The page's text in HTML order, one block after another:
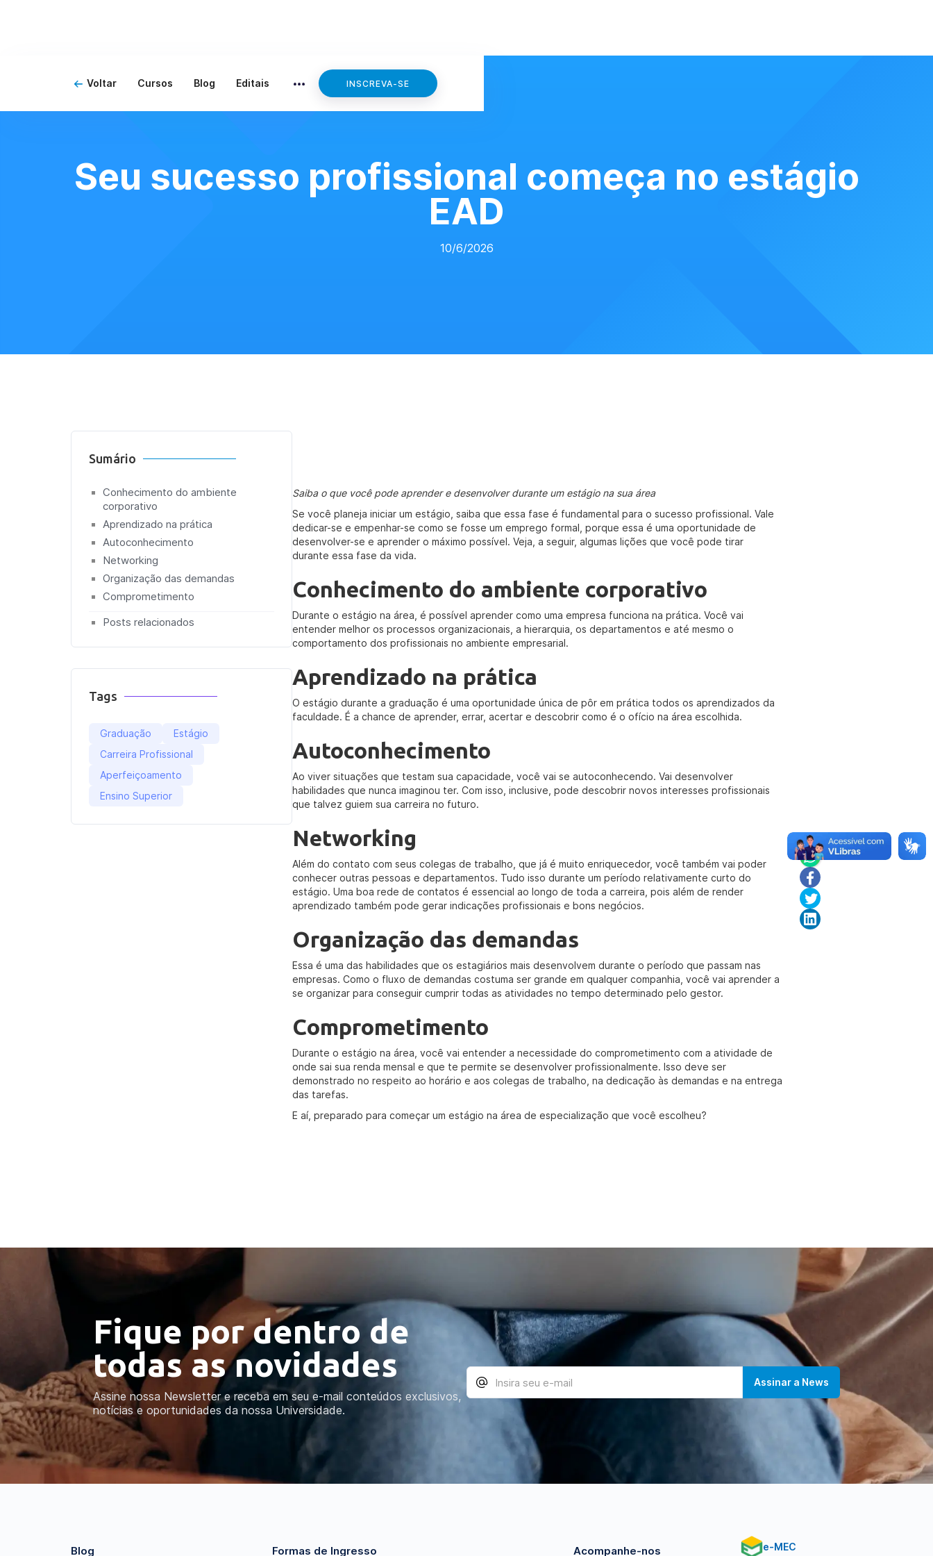
Voltar Cursos Blog Editais INSCREVA-SE
Seu sucesso profissional começa no estágio
EAD
10/6/2026
Sumário
Conhecimento do ambiente
corporativo
Aprendizado na prática
Autoconhecimento
Networking
Organização das demandas
Comprometimento
Posts relacionados
Tags
Graduação
Estágio
Carreira Profissional
Aperfeiçoamento
Ensino Superior
Saiba o que você pode aprender e desenvolver durante um estágio na sua área
Se você planeja iniciar um estágio, saiba que essa fase é fundamental para o sucesso profissional. Vale
dedicar-se e empenhar-se como se fosse um emprego formal, porque essa é uma oportunidade de
desenvolver-se e aprender o máximo possível. Veja, a seguir, algumas lições que você pode tirar
durante essa fase da vida.
Conhecimento do ambiente corporativo
Durante o estágio na área, é possível aprender como uma empresa funciona na prática. Você vai
entender melhor os processos organizacionais, a hierarquia, os departamentos e até mesmo o
comportamento dos profissionais no ambiente empresarial.
Aprendizado na prática
O estágio durante a graduação é uma oportunidade única de pôr em prática todos os aprendizados da
faculdade. É a chance de aprender, errar, acertar e descobrir como é o ofício na área escolhida.
Autoconhecimento
Ao viver situações que testam sua capacidade, você vai se autoconhecendo. Vai desenvolver
habilidades que nunca imaginou ter. Com isso, inclusive, pode descobrir novos interesses profissionais
que talvez guiem sua carreira no futuro.
Networking
Além do contato com seus colegas de trabalho, que já é muito enriquecedor, você também vai poder
conhecer outras pessoas e departamentos. Tudo isso durante um período relativamente curto do
estágio. Uma boa rede de contatos é essencial ao longo de toda a carreira, pois além de render
aprendizado também pode gerar indicações profissionais e bons negócios.
Organização das demandas
Essa é uma das habilidades que os estagiários mais desenvolvem durante o período que passam nas
empresas. Como o fluxo de demandas costuma ser grande em qualquer companhia, você vai aprender a
se organizar para conseguir cumprir todas as atividades no tempo determinado pelo gestor.
Comprometimento
Durante o estágio na área, você vai entender a necessidade do comprometimento com a atividade de
onde sai sua renda mensal e que te permite se desenvolver profissionalmente. Isso deve ser
demonstrado no respeito ao horário e aos colegas de trabalho, na dedicação às demandas e na entrega
das tarefas.
E aí, preparado para começar um estágio na área de especialização que você escolheu?
Fique por dentro de
todas as novidades
Assine nossa Newsletter e receba em seu e-mail conteúdos exclusivos,
notícias e oportunidades da nossa Universidade.
Blog Formas de Ingresso Acompanhe-nos e-MEC